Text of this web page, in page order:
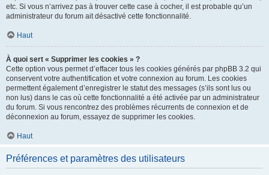
etc. Si vous n’arrivez pas à trouver cette case à cocher, il est probable qu’un
administrateur du forum ait désactivé cette fonctionnalité.
Haut
À quoi sert « Supprimer les cookies » ?
Cette option vous permet d’effacer tous les cookies générés par phpBB 3.2 qui
conservent votre authentification et votre connexion au forum. Les cookies
permettent également d’enregistrer le statut des messages (s’ils sont lus ou
non lus) dans le cas où cette fonctionnalité a été activée par un administrateur
du forum. Si vous rencontrez des problèmes récurrents de connexion et de
déconnexion au forum, essayez de supprimer les cookies.
Haut
Préférences et paramètres des utilisateurs